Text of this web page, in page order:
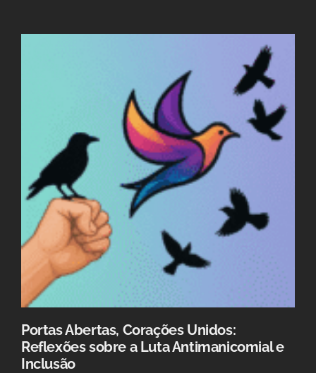
Portas Abertas, Corações Unidos:
Reflexões sobre a Luta Antimanicomial e
Inclusão